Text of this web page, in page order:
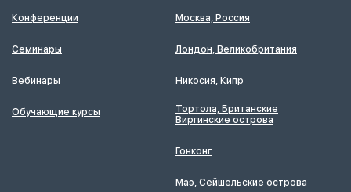
Конференции
Семинары
Вебинары
Обучающие курсы
Москва, Россия
Лондон, Великобритания
Никосия, Кипр
Тортола, Британские
Виргинские острова
Гонконг
Маэ, Сейшельские острова